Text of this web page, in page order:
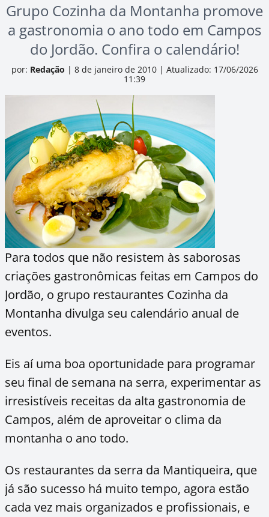
Grupo Cozinha da Montanha promove
a gastronomia o ano todo em Campos
do Jordão. Confira o calendário!
por: Redação | 8 de janeiro de 2010 | Atualizado: 17/06/2026
11:39
Para todos que não resistem às saborosas
criações gastronômicas feitas em Campos do
Jordão, o grupo restaurantes Cozinha da
Montanha divulga seu calendário anual de
eventos.
Eis aí uma boa oportunidade para programar
seu final de semana na serra, experimentar as
irresistíveis receitas da alta gastronomia de
Campos, além de aproveitar o clima da
montanha o ano todo.
Os restaurantes da serra da Mantiqueira, que
já são sucesso há muito tempo, agora estão
cada vez mais organizados e profissionais, e